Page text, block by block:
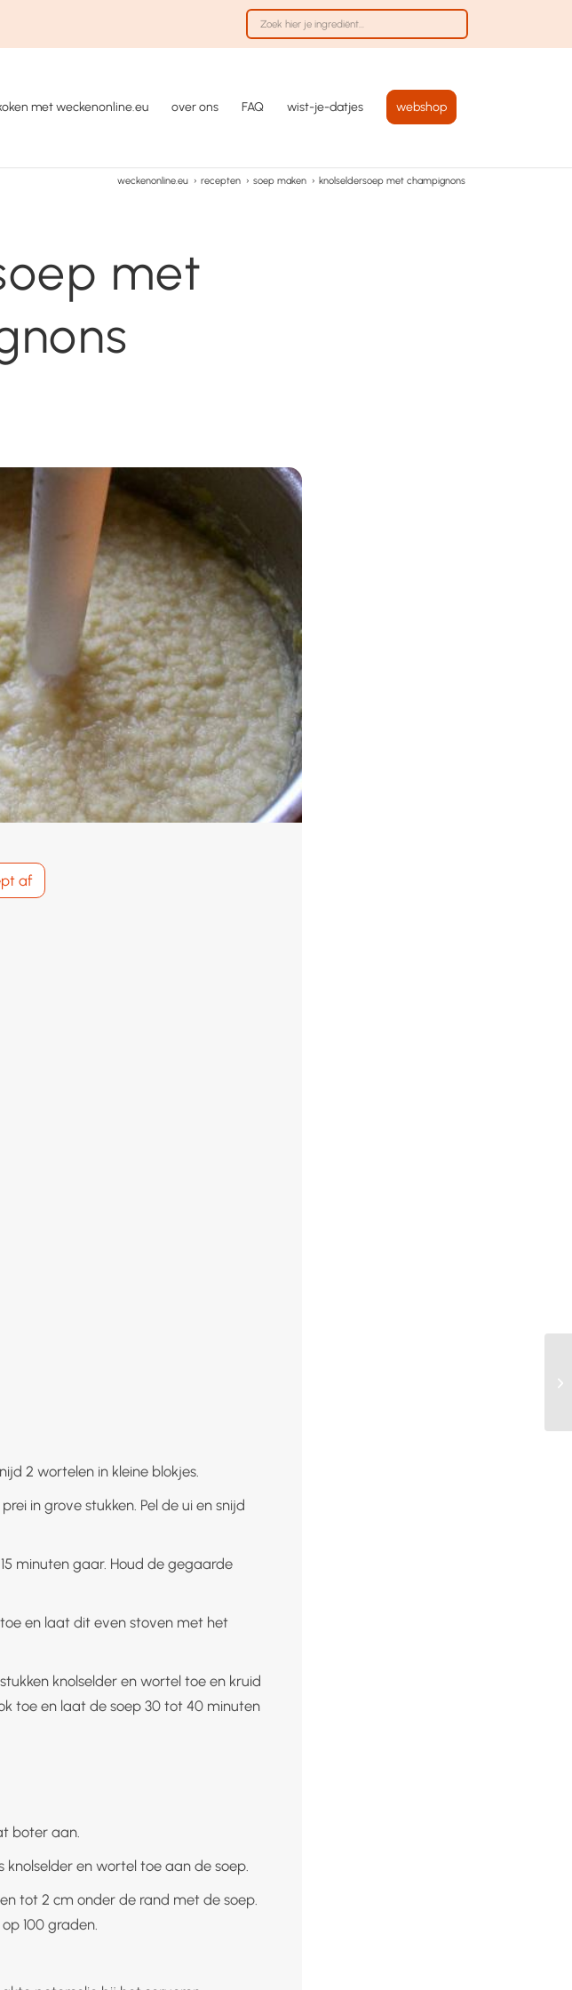
met weckenonline.eu over ons FAQ wist-je-datjes webshop
weckenonline.eu › recepten › soep maken › knolseldersoep met champignons
met
af
2 wortelen in kleine blokjes.
in grove stukken. Pel de ui en snijd
minuten gaar. Houd de gegaarde
en laat dit even stoven met het
knolselder en wortel toe en kruid
toe en laat de soep 30 tot 40 minuten
boter aan.
en wortel toe aan de soep.
tot 2 cm onder de rand met de soep.
100 graden.